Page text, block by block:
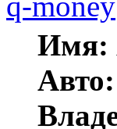
Имя:
Авто: